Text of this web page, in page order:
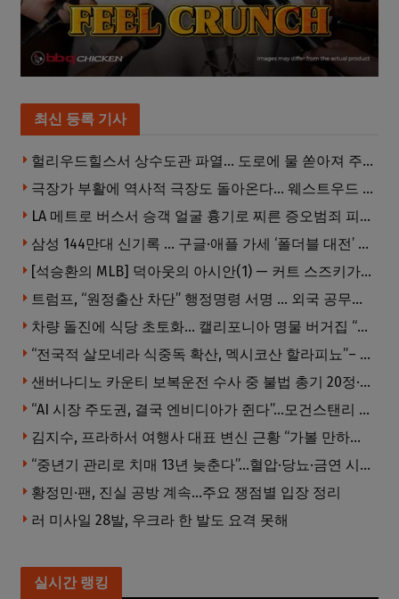
최신 등록 기사
헐리우드힐스서 상수도관 파열… 도로에 물 쏟아져 주민 약 100명 피해
극장가 부활에 역사적 극장도 돌아온다… 웨스트우드 ‘브루인 극장’ 10월 재개장 추진
LA 메트로 버스서 승객 얼굴 흉기로 찌른 증오범죄 피고인, 종신형에 징역 7년 추가 선고
삼성 144만대 신기록 … 구글·애플 가세 ‘폴더블 대전’ 열린다
[석승환의 MLB] 덕아웃의 아시안(1) — 커트 스즈키가 우리에게 묻는 것
트럼프, “원정출산 차단” 행정명령 서명 … 외국 공무원 자녀도 시민권 안준다
차량 돌진에 식당 초토화… 캘리포니아 명물 버거집 “다시 일어설 수 있도록 도와주세요”
“전국적 살모네라 식중독 확산, 멕시코산 할라피뇨”– CDC
샌버나디노 카운티 보복운전 수사 중 불법 총기 20정·탄약 2만 발 압수
“AI 시장 주도권, 결국 엔비디아가 쥔다”…모건스탠리 장담
김지수, 프라하서 여행사 대표 변신 근황 “가볼 만하니…”
“중년기 관리로 치매 13년 늦춘다”…혈압·당뇨·금연 시기가 골든타임
황정민·팬, 진실 공방 계속…주요 쟁점별 입장 정리
러 미사일 28발, 우크라 한 발도 요격 못해
실시간 랭킹